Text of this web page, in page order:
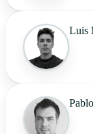
Luis